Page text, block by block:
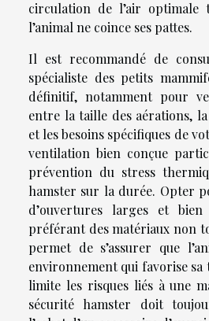
circulation de l’air optimale
l’animal ne coince ses pattes.
Il est recommandé de
spécialiste des petits
définitif, notamment pour
entre la taille des aérations,
et les besoins spécifiques de
ventilation bien conçue
prévention du stress
hamster sur la durée. Opter
d’ouvertures larges et
préférant des matériaux non
permet de s’assurer que
environnement qui favorise
limite les risques liés à une
sécurité hamster doit